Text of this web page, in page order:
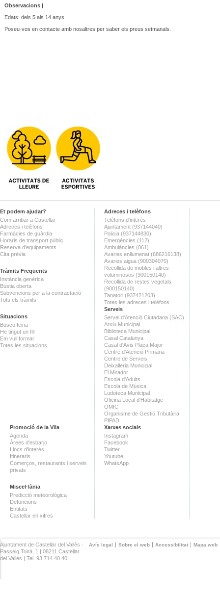
Observacions |
Edats: dels 5 als 14 anys
Poseu-vos en contacte amb nosaltres per saber els preus setmanals.
Et podem ajudar?
Com arribar a Castellar
Adreces i telèfons
Farmàcies de guàrdia
Horaris de transport públic
Reserva d'equipaments
Cita prèvia
Tràmits Freqüents
Instància genèrica
Bústia oberta
Subvencions per a la contractació
Tots els tràmits
Situacions
Busco feina
He tingut un fill
Em vull formar
Totes les situacions
Adreces i telèfons
Telèfons d'interès
Ajuntament (937144040)
Policia (937144830)
Emergències (112)
Ambulàncies (061)
Avaries enllumenat (686216138)
Avaries aigua (900304070)
Recollida de mobles i altres
voluminosos (900150140)
Recollida de restes vegetals
(900150140)
Tanatori (937471203)
Totes les adreces i telèfons
Serveis
Servei d'Atenció Ciutadana (SAC)
Arxiu Municipal
Biblioteca Municipal
Casal Catalunya
Casal d'Avis Plaça Major
Centre d'Atenció Primària
Centre de Serveis
Deixalleria Municipal
El Mirador
Escola d'Adults
Escola de Música
Ludoteca Municipal
Oficina Local d'Habitatge
OMIC
Organisme de Gestió Tributària
PIPAD
Promoció de la Vila
Agenda
Àrees d'esbarjo
Llocs d'interès
Itineraris
Comerços, restaurants i serveis
privats
Miscel·lània
Predicció meteorològica
Defuncions
Entitats
Castellar en xifres
Xarxes socials
Instagram
Facebook
Twitter
Youtube
WhatsApp
Avís legal Sobre el web Accessibilitat Mapa web
Ajuntament de Castellar del Vallès ·
Passeig Tolrà, 1 | 08211 Castellar
del Vallès | Tel. 93 714 40 40